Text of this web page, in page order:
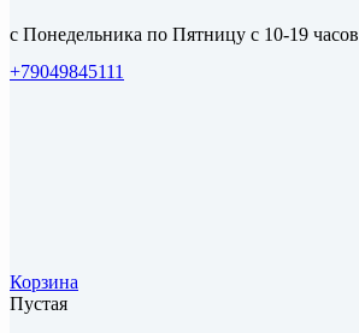
с Понедельника по Пятницу с 10-19 часов
+79049845111
Корзина
Пустая